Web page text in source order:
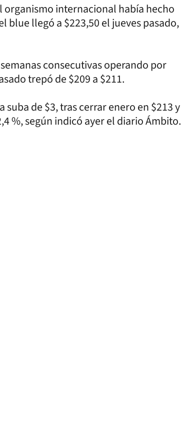
internacional había hecho
llegó a $223,50 el jueves pasado,
consecutivas operando por
trepó de $209 a $211.
de $3, tras cerrar enero en $213 y
%, según indicó ayer el diario Ámbito.